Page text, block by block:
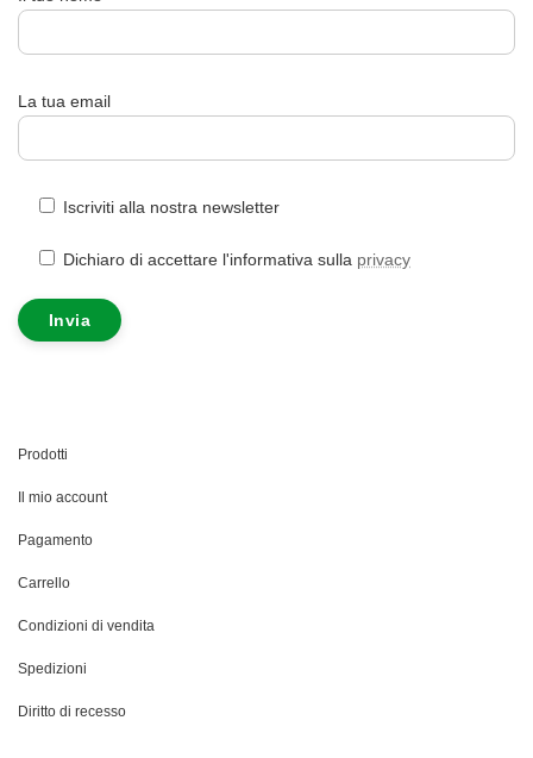
La tua email
Iscriviti alla nostra newsletter
Dichiaro di accettare l'informativa sulla privacy
Prodotti
Il mio account
Pagamento
Carrello
Condizioni di vendita
Spedizioni
Diritto di recesso